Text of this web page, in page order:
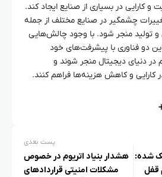
و کارایی در بسیاری از صنایع ایجاد کند.
چشمگیر در صنایع مختلف از جمله
و تولید منجر شود. با وجود چالش‌هایی
دو فناوری با پیشرفت‌های خود
در دنیای دیجیتال منجر شوند و
کارایی و کاهش هزینه‌ها فراهم کنند.
شده:
قفل
پست بعدی
هشدار بنیاد اتریوم در خصوص
مشکلات امنیتی قراردادهای